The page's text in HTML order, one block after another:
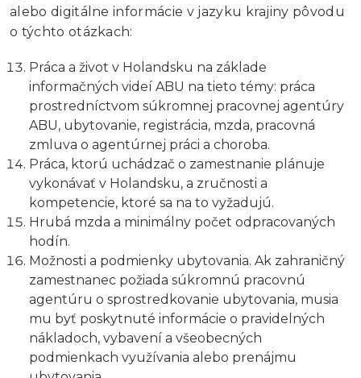
alebo digitálne informácie v jazyku krajiny pôvodu
o týchto otázkach:
Práca a život v Holandsku na základe
informačných videí ABU na tieto témy: práca
prostredníctvom súkromnej pracovnej agentúry
ABU, ubytovanie, registrácia, mzda, pracovná
zmluva o agentúrnej práci a choroba.
Práca, ktorú uchádzač o zamestnanie plánuje
vykonávať v Holandsku, a zručnosti a
kompetencie, ktoré sa na to vyžadujú.
Hrubá mzda a minimálny počet odpracovaných
hodín.
Možnosti a podmienky ubytovania. Ak zahraničný
zamestnanec požiada súkromnú pracovnú
agentúru o sprostredkovanie ubytovania, musia
mu byť poskytnuté informácie o pravidelných
nákladoch, vybavení a všeobecných
podmienkach využívania alebo prenájmu